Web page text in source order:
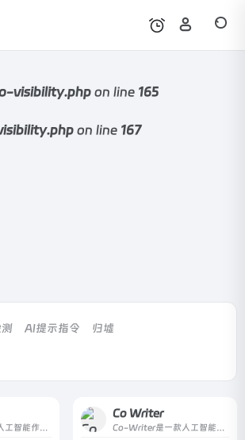
visibility.php on line 165
on line 167
AI提示指令 归墟
Jasper是最好的人工智能作家和人工智能艺术生成器的团队，拥有超过3000个5星级的评论。快速创建博客文章、营销文案和AI生成的图像。
Co Writer
Co-Writer是一款人工智能工具，用于优化营销内容